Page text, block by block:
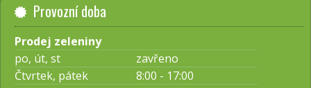
Provozní doba
Prodej zeleniny
po, út, st
zavřeno
Čtvrtek, pátek
8:00 - 17:00